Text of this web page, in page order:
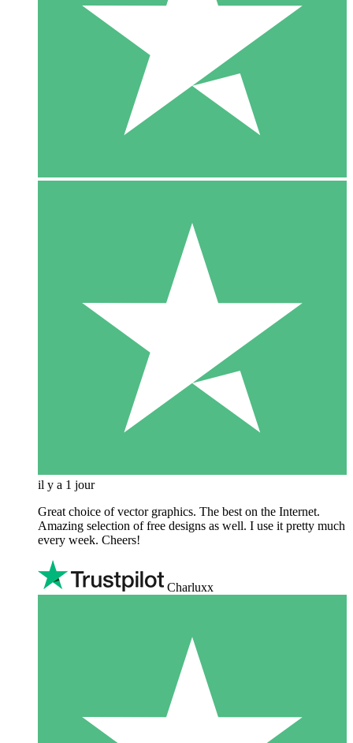
il y a 1 jour
Great choice of vector graphics. The best on the Internet.
Amazing selection of free designs as well. I use it pretty much
every week. Cheers!
Charluxx